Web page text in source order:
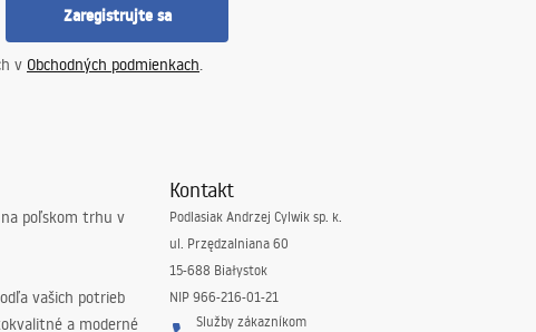
nebude dominovať celému interiéru? Táto voľba má zmysel! Rovnako keď
nie sú výrazne viditeľné odtlačky prstov. Sama sprchová kabína (nikl)
Zaregistrujte sa
v Obchodných podmienkach.
na poľskom trhu v
vašich potrieb
a moderné
Kontakt
Podlasiak Andrzej Cylwik sp. k.
ul. Przędzalniana 60
15-688 Białystok
NIP 966-216-01-21
Služby zákazníkom